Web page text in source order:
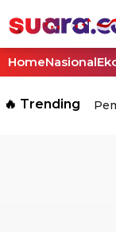
HomeNasional
🔥 Trending